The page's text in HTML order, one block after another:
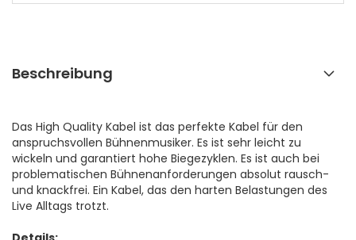
Beschreibung
Das High Quality Kabel ist das perfekte Kabel für den
anspruchsvollen Bühnenmusiker. Es ist sehr leicht zu
wickeln und garantiert hohe Biegezyklen. Es ist auch bei
problematischen Bühnenanforderungen absolut rausch-
und knackfrei. Ein Kabel, das den harten Belastungen des
Live Alltags trotzt.